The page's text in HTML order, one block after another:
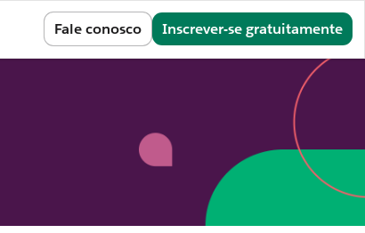
Fale conosco Inscrever-se gratuitamente